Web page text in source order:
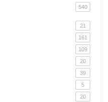
540
21
161
109
20
39
5
20